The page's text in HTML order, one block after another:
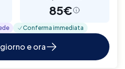
85€
Conferma immediata
e ora